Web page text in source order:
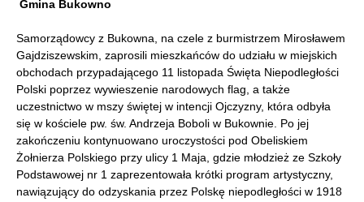
Gmina Bukowno
Samorządowcy z Bukowna, na czele z burmistrzem Mirosławem
Gajdziszewskim, zaprosili mieszkańców do udziału w miejskich
obchodach przypadającego 11 listopada Święta Niepodległości
Polski poprzez wywieszenie narodowych flag, a także
uczestnictwo w mszy świętej w intencji Ojczyzny, która odbyła
się w kościele pw. św. Andrzeja Boboli w Bukownie. Po jej
zakończeniu kontynuowano uroczystości pod Obeliskiem
Żołnierza Polskiego przy ulicy 1 Maja, gdzie młodzież ze Szkoły
Podstawowej nr 1 zaprezentowała krótki program artystyczny,
nawiązujący do odzyskania przez Polskę niepodległości w 1918